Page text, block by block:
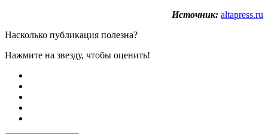
Источник: altapress.ru
Насколько публикация полезна?
Нажмите на звезду, чтобы оценить!